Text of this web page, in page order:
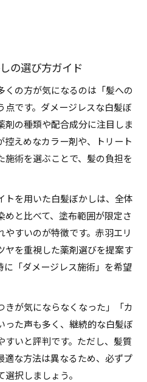
の選び方ガイド
くの方が気になるのは「髪への
点です。ダメージレスな白髪ぼ
剤の種類や配合成分に注目しま
控えめなカラー剤や、トリート
施術を選ぶことで、髪の負担を
トを用いた白髪ぼかしは、全体
めと比べて、塗布範囲が限定さ
すいのが特徴です。赤羽エリ
ヤを重視した薬剤選びを提案す
に「ダメージレス施術」を希望
きが気にならなくなった」「カ
った声も多く、継続的な白髪ぼ
すいと評判です。ただし、髪質
適な方法は異なるため、必ずプ
択しましょう。